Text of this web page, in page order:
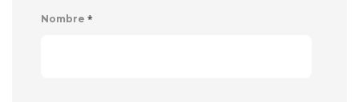
Nombre *